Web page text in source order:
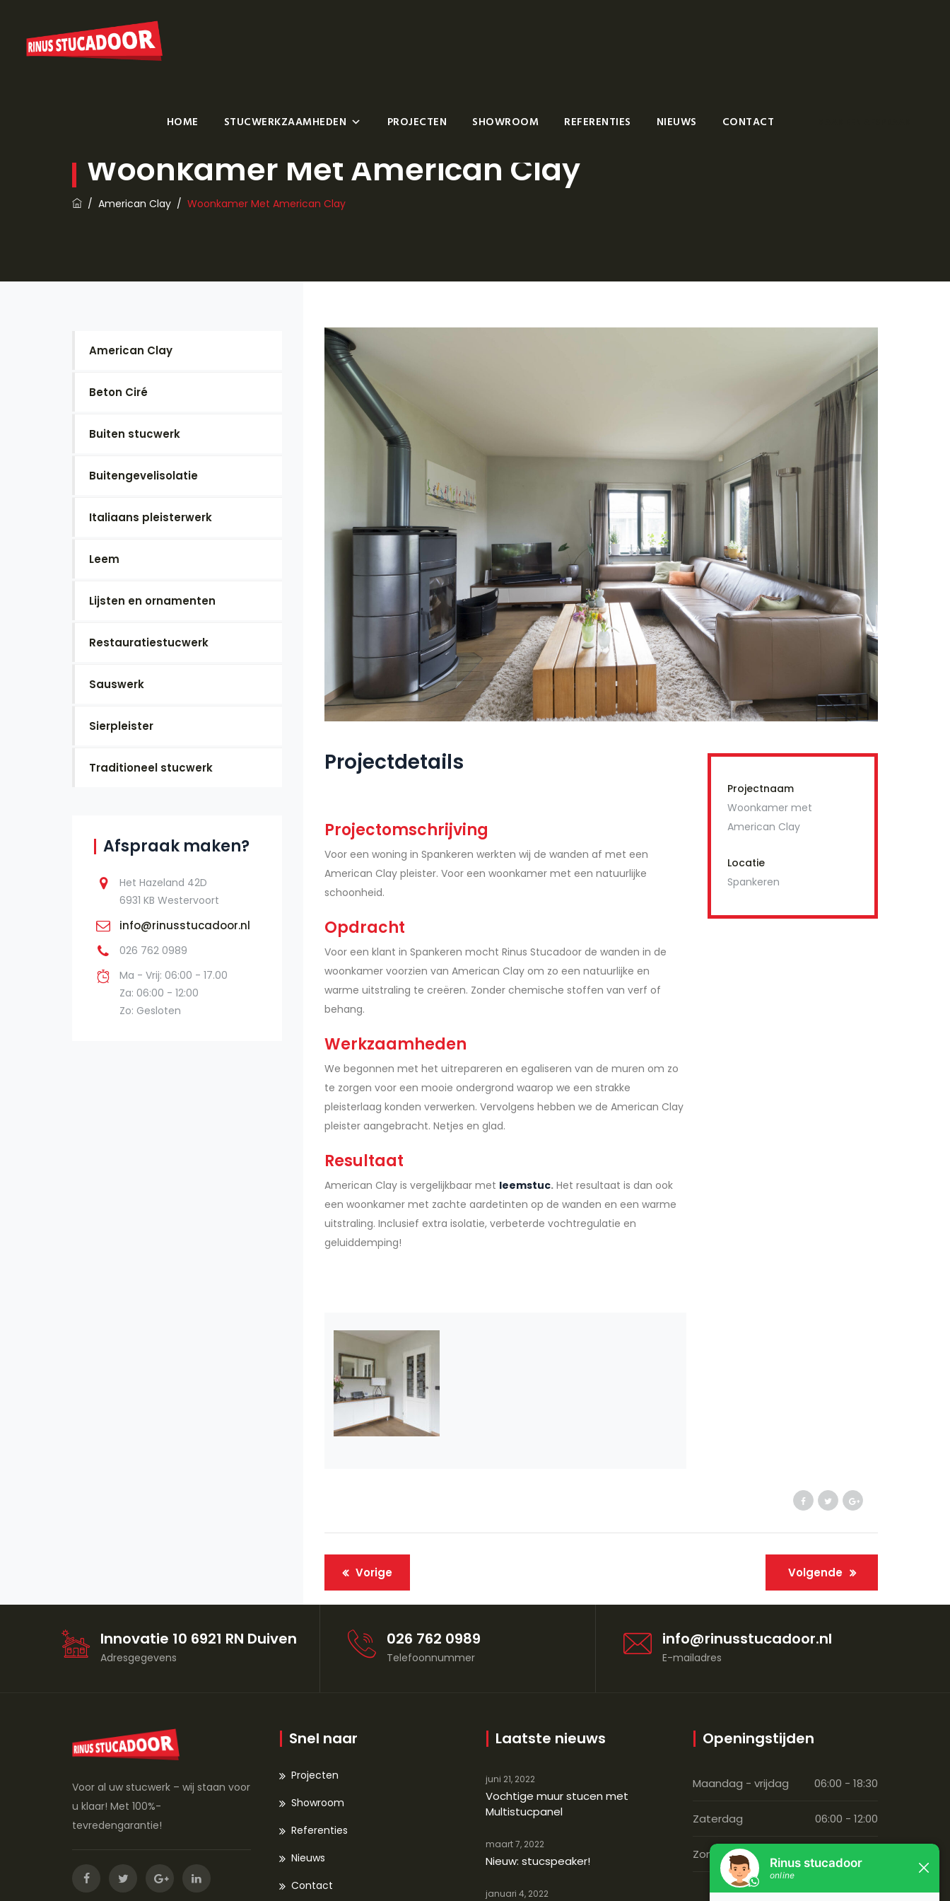
HOME STUCWERKZAAMHEDEN PROJECTEN SHOWROOM REFERENTIES NIEUWS CONTACT
Woonkamer Met American Clay
/ American Clay / Woonkamer Met American Clay
Projectdetails
Projectomschrijving
Voor een woning in Spankeren werkten wij de wanden af met een
American Clay pleister. Voor een woonkamer met een natuurlijke
schoonheid.
Opdracht
Voor een klant in Spankeren mocht Rinus Stucadoor de wanden in de
woonkamer voorzien van American Clay om zo een natuurlijke en
warme uitstraling te creëren. Zonder chemische stoffen van verf of
behang.
Werkzaamheden
We begonnen met het uitrepareren en egaliseren van de muren om zo
te zorgen voor een mooie ondergrond waarop we een strakke
pleisterlaag konden verwerken. Vervolgens hebben we de American Clay
pleister aangebracht. Netjes en glad.
Resultaat
American Clay is vergelijkbaar met leemstuc.Het resultaat is dan ook
een woonkamer met zachte aardetinten op de wanden en een warme
uitstraling. Inclusief extra isolatie, verbeterde vochtregulatie en
geluiddemping!
Projectnaam
Woonkamer met
American Clay
Locatie
Spankeren
Vorige Volgende
American Clay
Beton Ciré
Buiten stucwerk
Buitengevelisolatie
Italiaans pleisterwerk
Leem
Lijsten en ornamenten
Restauratiestucwerk
Sauswerk
Sierpleister
Traditioneel stucwerk
Afspraak maken?
Het Hazeland 42D
6931 KB Westervoort
info@rinusstucadoor.nl
026 762 0989
Ma - Vrij: 06:00 - 17.00
Za: 06:00 - 12:00
Zo: Gesloten
Innovatie 10 6921 RN Duiven
Adresgegevens
026 762 0989
Telefoonnummer
info@rinusstucadoor.nl
E-mailadres
Voor al uw stucwerk – wij staan voor
u klaar! Met 100%-
tevredengarantie!
Snel naar
Projecten
Showroom
Referenties
Nieuws
Contact
Laatste nieuws
juni 21, 2022
Vochtige muur stucen met
Multistucpanel
maart 7, 2022
Nieuw: stucspeaker!
januari 4, 2022
Openingstijden
Maandag - vrijdag 06:00 - 18:30
Zaterdag 06:00 - 12:00
Zondag Gesloten